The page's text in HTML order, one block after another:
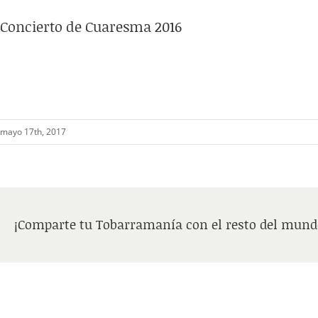
Concierto de Cuaresma 2016
mayo 17th, 2017
¡Comparte tu Tobarramanía con el resto del